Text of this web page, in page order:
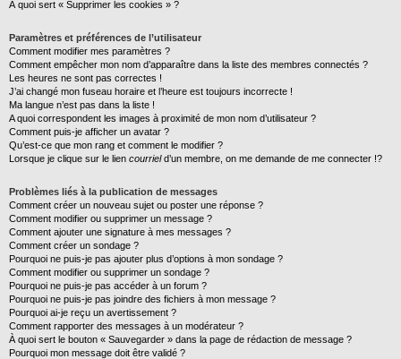
À quoi sert « Supprimer les cookies » ?
Paramètres et préférences de l’utilisateur
Comment modifier mes paramètres ?
Comment empêcher mon nom d’apparaître dans la liste des membres connectés ?
Les heures ne sont pas correctes !
J’ai changé mon fuseau horaire et l’heure est toujours incorrecte !
Ma langue n’est pas dans la liste !
A quoi correspondent les images à proximité de mon nom d’utilisateur ?
Comment puis-je afficher un avatar ?
Qu’est-ce que mon rang et comment le modifier ?
Lorsque je clique sur le lien courrield’un membre, on me demande de me connecter !?
Problèmes liés à la publication de messages
Comment créer un nouveau sujet ou poster une réponse ?
Comment modifier ou supprimer un message ?
Comment ajouter une signature à mes messages ?
Comment créer un sondage ?
Pourquoi ne puis-je pas ajouter plus d’options à mon sondage ?
Comment modifier ou supprimer un sondage ?
Pourquoi ne puis-je pas accéder à un forum ?
Pourquoi ne puis-je pas joindre des fichiers à mon message ?
Pourquoi ai-je reçu un avertissement ?
Comment rapporter des messages à un modérateur ?
À quoi sert le bouton « Sauvegarder » dans la page de rédaction de message ?
Pourquoi mon message doit être validé ?